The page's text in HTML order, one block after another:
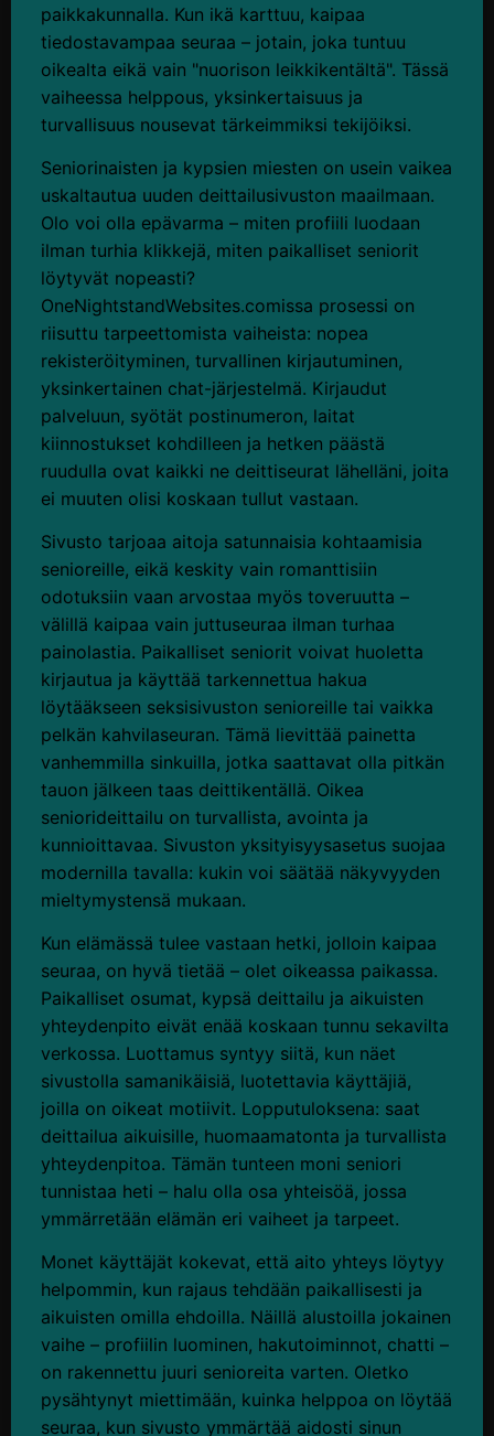
paikkakunnalla. Kun ikä karttuu, kaipaa
tiedostavampaa seuraa – jotain, joka tuntuu
oikealta eikä vain "nuorison leikkikentältä". Tässä
vaiheessa helppous, yksinkertaisuus ja
turvallisuus nousevat tärkeimmiksi tekijöiksi.
Seniorinaisten ja kypsien miesten on usein vaikea
uskaltautua uuden deittailusivuston maailmaan.
Olo voi olla epävarma – miten profiili luodaan
ilman turhia klikkejä, miten paikalliset seniorit
löytyvät nopeasti?
OneNightstandWebsites.comissa prosessi on
riisuttu tarpeettomista vaiheista: nopea
rekisteröityminen, turvallinen kirjautuminen,
yksinkertainen chat-järjestelmä. Kirjaudut
palveluun, syötät postinumeron, laitat
kiinnostukset kohdilleen ja hetken päästä
ruudulla ovat kaikki ne deittiseurat lähelläni, joita
ei muuten olisi koskaan tullut vastaan.
Sivusto tarjoaa aitoja satunnaisia kohtaamisia
senioreille, eikä keskity vain romanttisiin
odotuksiin vaan arvostaa myös toveruutta –
välillä kaipaa vain juttuseuraa ilman turhaa
painolastia. Paikalliset seniorit voivat huoletta
kirjautua ja käyttää tarkennettua hakua
löytääkseen seksisivuston senioreille tai vaikka
pelkän kahvilaseuran. Tämä lievittää painetta
vanhemmilla sinkuilla, jotka saattavat olla pitkän
tauon jälkeen taas deittikentällä. Oikea
seniorideittailu on turvallista, avointa ja
kunnioittavaa. Sivuston yksityisyysasetus suojaa
modernilla tavalla: kukin voi säätää näkyvyyden
mieltymystensä mukaan.
Kun elämässä tulee vastaan hetki, jolloin kaipaa
seuraa, on hyvä tietää – olet oikeassa paikassa.
Paikalliset osumat, kypsä deittailu ja aikuisten
yhteydenpito eivät enää koskaan tunnu sekavilta
verkossa. Luottamus syntyy siitä, kun näet
sivustolla samanikäisiä, luotettavia käyttäjiä,
joilla on oikeat motiivit. Lopputuloksena: saat
deittailua aikuisille, huomaamatonta ja turvallista
yhteydenpitoa. Tämän tunteen moni seniori
tunnistaa heti – halu olla osa yhteisöä, jossa
ymmärretään elämän eri vaiheet ja tarpeet.
Monet käyttäjät kokevat, että aito yhteys löytyy
helpommin, kun rajaus tehdään paikallisesti ja
aikuisten omilla ehdoilla. Näillä alustoilla jokainen
vaihe – profiilin luominen, hakutoiminnot, chatti –
on rakennettu juuri senioreita varten. Oletko
pysähtynyt miettimään, kuinka helppoa on löytää
seuraa, kun sivusto ymmärtää aidosti sinun